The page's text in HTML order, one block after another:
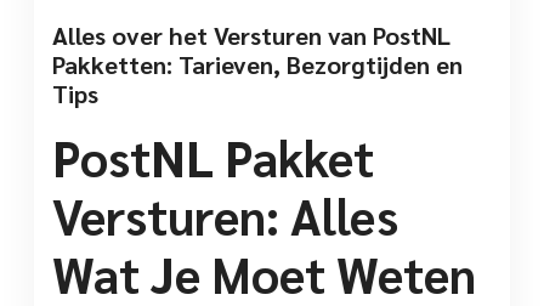
Alles over het Versturen van PostNL
Pakketten: Tarieven, Bezorgtijden en
Tips
PostNL Pakket
Versturen: Alles
Wat Je Moet Weten